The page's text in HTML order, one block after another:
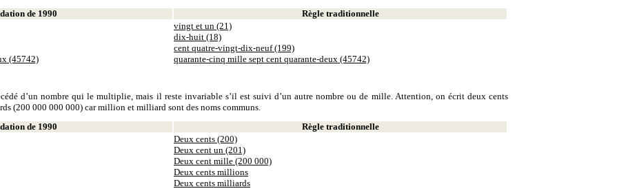
de 1990
Règle traditionnelle
(45742)
vingt et un (21)
dix-huit (18)
cent quatre-vingt-dix-neuf (199)
quarante-cinq mille sept cent quarante-deux (45742)
d’un nombre qui le multiplie, mais il reste invariable s’il est suivi d’un autre nombre ou de mille. Attention, on écrit deux cents
(200 000 000 000) car million et milliard sont des noms communs.
de 1990
Règle traditionnelle
Deux cents (200)
Deux cent un (201)
Deux cent mille (200 000)
Deux cents millions
Deux cents milliards